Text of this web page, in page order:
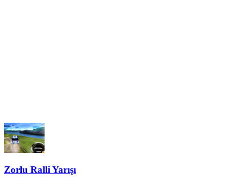
Zorlu Ralli Yarışı